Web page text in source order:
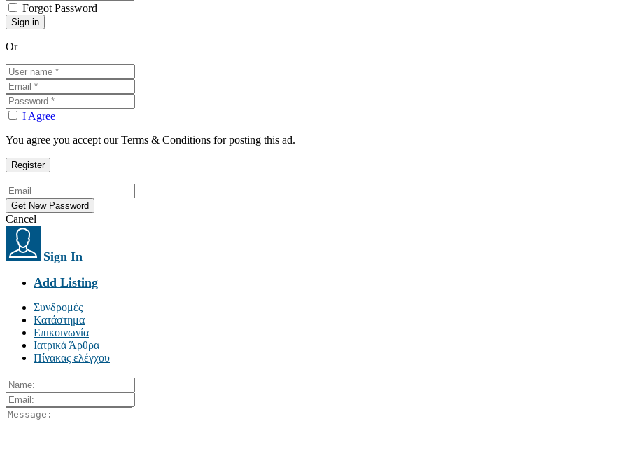
Forgot Password
Or
I Agree
You agree you accept our Terms & Conditions for posting this ad.
Cancel
Sign In
Add Listing
Συνδρομές
Κατάστημα
Επικοινωνία
Ιατρικά Άρθρα
Πίνακας ελέγχου